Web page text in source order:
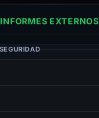
EXTERNOS